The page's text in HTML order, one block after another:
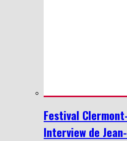
Festival
Interview de